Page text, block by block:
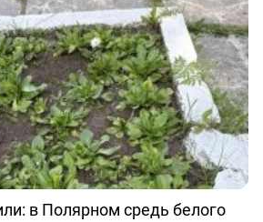
в Полярном средь белого